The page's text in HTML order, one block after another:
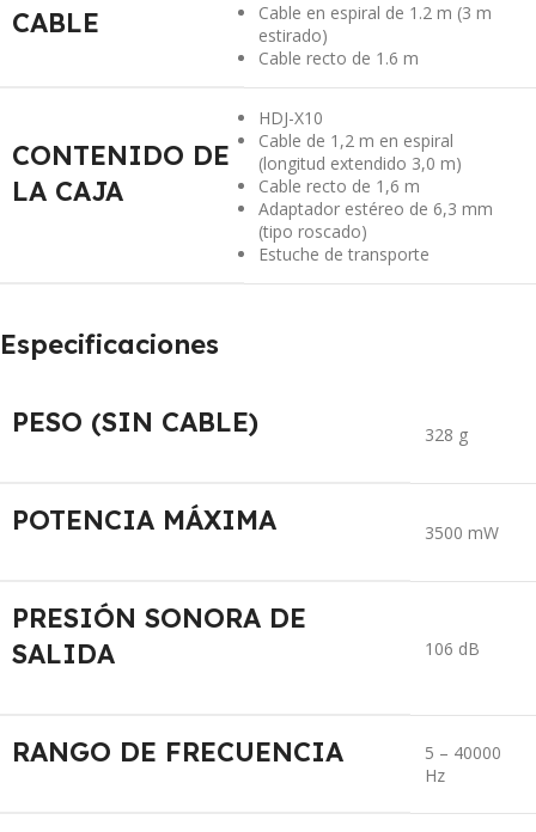
CABLE
Cable en espiral de 1.2 m (3 m
estirado)
Cable recto de 1.6 m
CONTENIDO DE
LA CAJA
HDJ-X10
Cable de 1,2 m en espiral
(longitud extendido 3,0 m)
Cable recto de 1,6 m
Adaptador estéreo de 6,3 mm
(tipo roscado)
Estuche de transporte
Especificaciones
PESO (SIN CABLE) 328 g
POTENCIA MÁXIMA 3500 mW
PRESIÓN SONORA DE
SALIDA
106 dB
RANGO DE FRECUENCIA
5 – 40000
Hz